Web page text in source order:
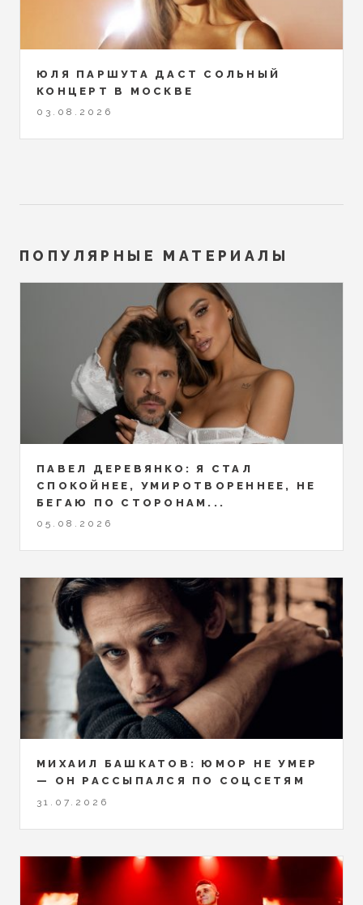
ЮЛЯ ПАРШУТА ДАСТ СОЛЬНЫЙ
КОНЦЕРТ В МОСКВЕ
03.08.2026
ПОПУЛЯРНЫЕ МАТЕРИАЛЫ
ПАВЕЛ ДЕРЕВЯНКО: Я СТАЛ
СПОКОЙНЕЕ, УМИРОТВОРЕННЕЕ, НЕ
БЕГАЮ ПО СТОРОНАМ...
05.08.2026
МИХАИЛ БАШКАТОВ: ЮМОР НЕ УМЕР
— ОН РАССЫПАЛСЯ ПО СОЦСЕТЯМ
31.07.2026